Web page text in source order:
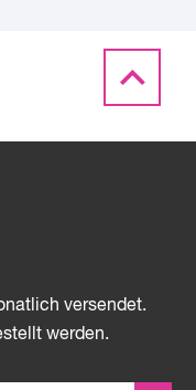
versendet.
werden.